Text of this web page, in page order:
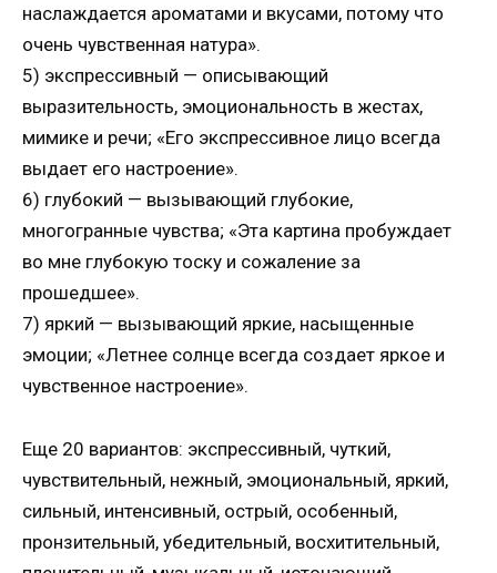
наслаждается ароматами и вкусами, потому что
очень чувственная натура».
5) экспрессивный — описывающий
выразительность, эмоциональность в жестах,
мимике и речи; «Его экспрессивное лицо всегда
выдает его настроение».
6) глубокий — вызывающий глубокие,
многогранные чувства; «Эта картина пробуждает
во мне глубокую тоску и сожаление за
прошедшее».
7) яркий — вызывающий яркие, насыщенные
эмоции; «Летнее солнце всегда создает яркое и
чувственное настроение».
Еще 20 вариантов: экспрессивный, чуткий,
чувствительный, нежный, эмоциональный, яркий,
сильный, интенсивный, острый, особенный,
пронзительный, убедительный, восхитительный,